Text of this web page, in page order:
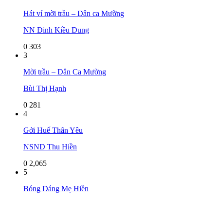
Hát ví mời trầu – Dân ca Mường
NN Đinh Kiều Dung
0 303
3
Mời trầu – Dân Ca Mường
Bùi Thị Hạnh
0 281
4
Gởi Huế Thân Yêu
NSND Thu Hiền
0 2,065
5
Bóng Dáng Mẹ Hiền